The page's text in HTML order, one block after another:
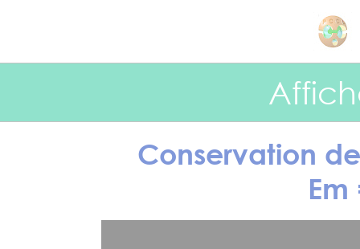
Conservation
Em